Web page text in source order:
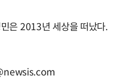
은 2013년 세상을 떠났다.